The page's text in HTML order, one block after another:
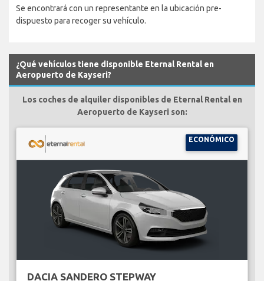
Se encontrará con un representante en la ubicación pre-
dispuesto para recoger su vehículo.
¿Qué vehículos tiene disponible Eternal Rental en
Aeropuerto de Kayseri?
Los coches de alquiler disponibles de Eternal Rental en
Aeropuerto de Kayseri son:
ECONÓMICO
DACIA SANDERO STEPWAY